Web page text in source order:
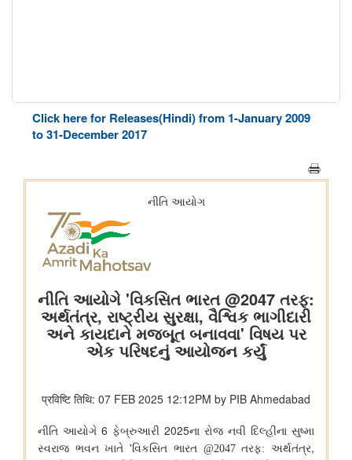
Click here for Releases(Hindi) from 1-January 2009
to 31-December 2017